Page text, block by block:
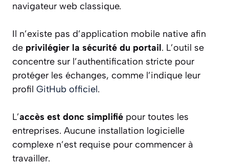
navigateur web classique.
Il n’existe pas d’application mobile native afin
de privilégier la sécurité du portail. L’outil se
concentre sur l’authentification stricte pour
protéger les échanges, comme l’indique leur
profil GitHub officiel.
L’accès est donc simplifié pour toutes les
entreprises. Aucune installation logicielle
complexe n’est requise pour commencer à
travailler.